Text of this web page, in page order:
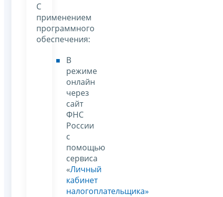
С
применением
программного
обеспечения:
В
режиме
онлайн
через
сайт
ФНС
России
с
помощью
сервиса
«Личный
кабинет
налогоплательщика»